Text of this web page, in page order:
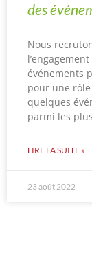
des
Nous
événements
pour une
quelques
parmi les plus
LIRE LA SUITE »
23 août 2022